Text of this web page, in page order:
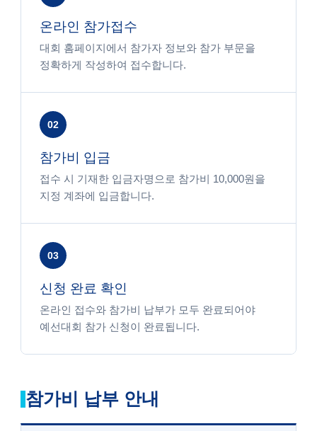
온라인 참가접수
대회 홈페이지에서 참가자 정보와 참가 부문을
정확하게 작성하여 접수합니다.
02
참가비 입금
접수 시 기재한 입금자명으로 참가비 10,000원을
지정 계좌에 입금합니다.
03
신청 완료 확인
온라인 접수와 참가비 납부가 모두 완료되어야
예선대회 참가 신청이 완료됩니다.
참가비 납부 안내